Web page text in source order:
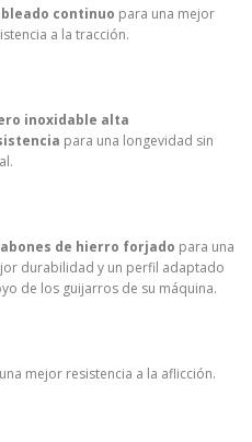
continuo para una mejor
a la tracción.
inoxidable alta
para una longevidad sin
de hierro forjado para una
durabilidad y un perfil adaptado
de los guijarros de su máquina.
mejor resistencia a la aflicción.